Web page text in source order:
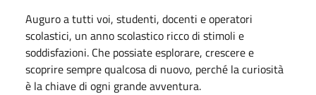
Auguro a tutti voi, studenti, docenti e operatori
scolastici, un anno scolastico ricco di stimoli e
soddisfazioni. Che possiate esplorare, crescere e
scoprire sempre qualcosa di nuovo, perché la curiosità
è la chiave di ogni grande avventura.